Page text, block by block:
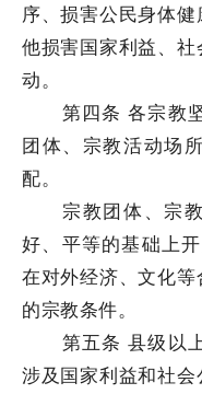
序、损害公民身体
他损害国家利益、
动。
第四条 各宗教坚
团体、宗教活动场
配。
宗教团体、宗教
好、平等的基础上
在对外经济、文化
的宗教条件。
第五条 县级以上
涉及国家利益和社